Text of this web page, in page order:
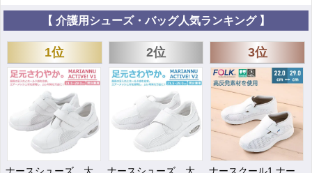
【 介護用シューズ・バッグ人気ランキング 】
1位 2位 3位